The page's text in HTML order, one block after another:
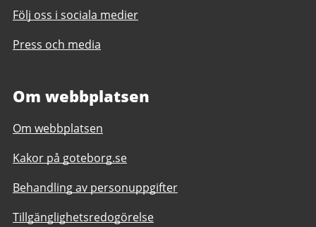
Följ oss i sociala medier
Press och media
Om webbplatsen
Om webbplatsen
Kakor på goteborg.se
Behandling av personuppgifter
Tillgänglighetsredogörelse